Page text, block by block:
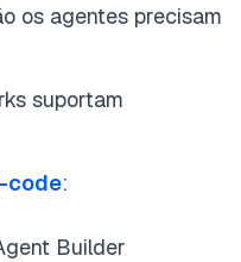
os agentes precisam
suportam
code:
Builder